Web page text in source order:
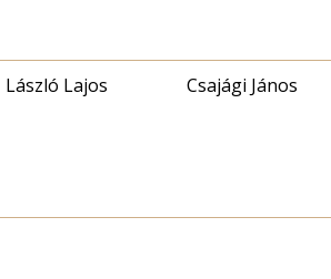
László Lajos Csajági János